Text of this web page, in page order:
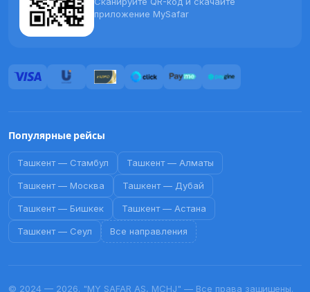
приложение MySafar
Популярные рейсы
Ташкент— Стамбул Ташкент— Алматы
Ташкент— Москва Ташкент— Дубай
Ташкент— Бишкек Ташкент— Астана
Ташкент— Сеул Все направления
© 2024 — 2026. "MY SAFAR AS, MCHJ" — Все права защищены.